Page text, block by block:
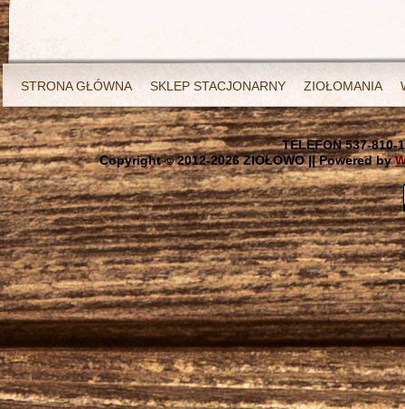
STRONA GŁÓWNA SKLEP STACJONARNY ZIOŁOMANIA
TELEFON 537-810-
Copyright © 2012-2026 ZIOŁOWO || Powered by